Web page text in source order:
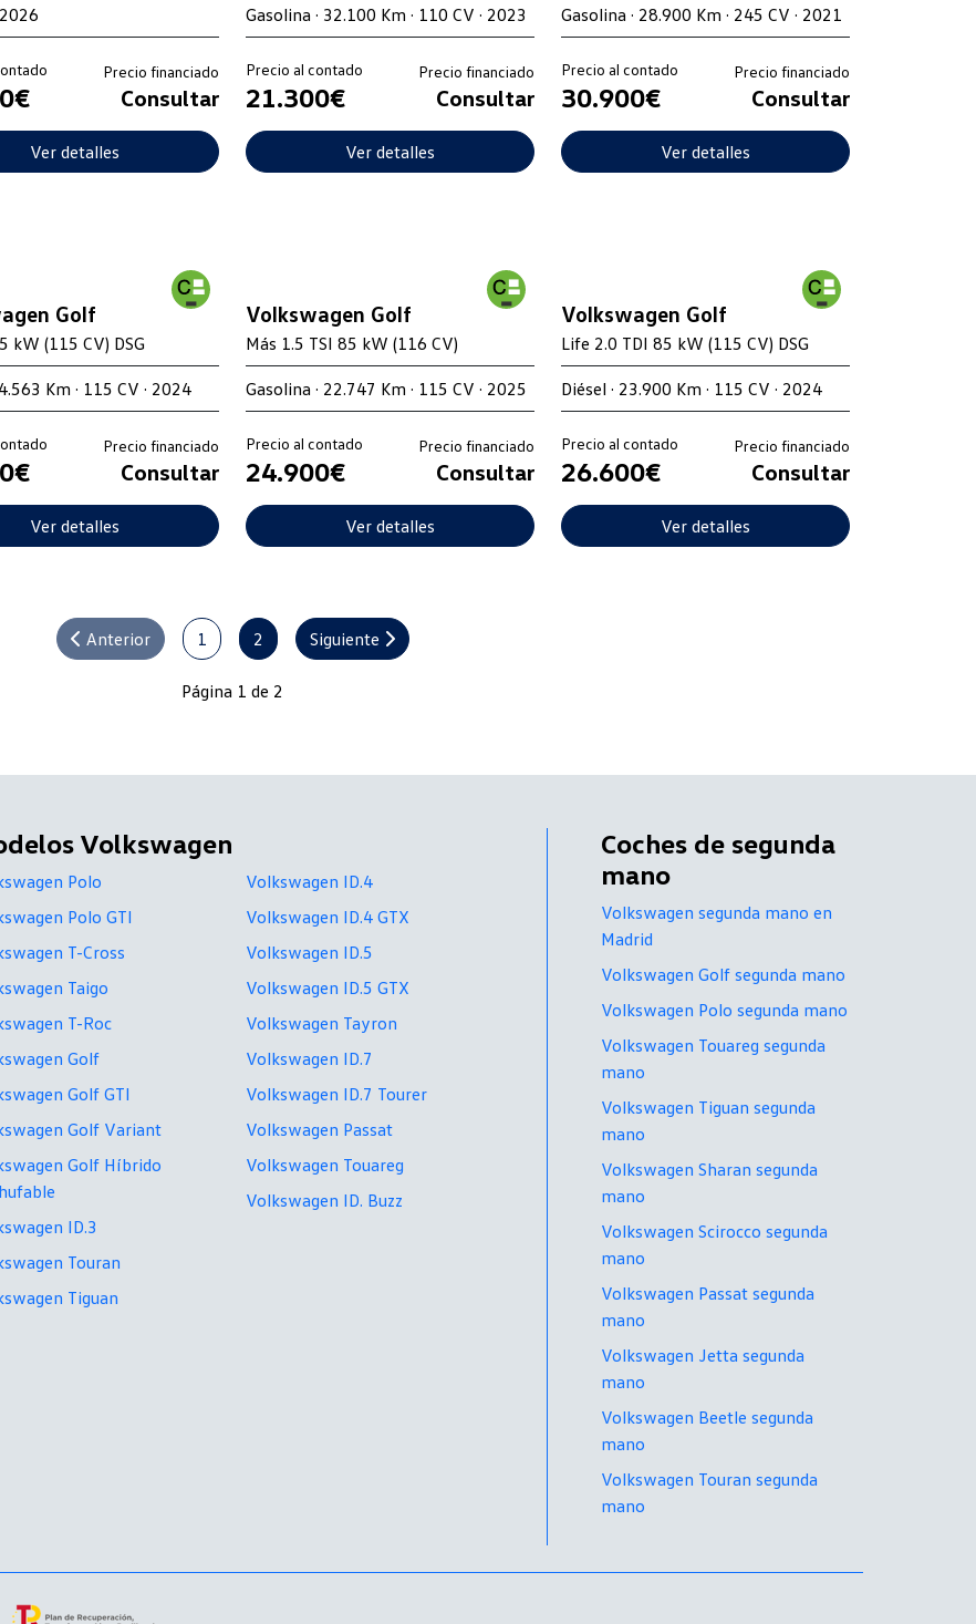
Precio financiado
Consultar
Ver detalles
Gasolina · 32.100 Km · 110 CV · 2023
Precio al contado
21.300€
Precio financiado
Consultar
Ver detalles
Gasolina · 28.900 Km · 245 CV · 2021
Precio al contado
30.900€
Precio financiado
Consultar
Ver detalles
Golf
kW (115 CV) DSG
Km · 115 CV · 2024
Precio financiado
Consultar
Ver detalles
Volkswagen Golf
Más 1.5 TSI 85 kW (116 CV)
Gasolina · 22.747 Km · 115 CV · 2025
Precio al contado
24.900€
Precio financiado
Consultar
Ver detalles
Volkswagen Golf
Life 2.0 TDI 85 kW (115 CV) DSG
Diésel · 23.900 Km · 115 CV · 2024
Precio al contado
26.600€
Precio financiado
Consultar
Ver detalles
Anterior 1 2 Siguiente
Página 1 de 2
Volkswagen
Polo
Polo GTI
T-Cross
Taigo
T-Roc
Golf
Golf GTI
Golf Variant
Golf Híbrido
ID.3
Touran
Tiguan
Volkswagen ID.4
Volkswagen ID.4 GTX
Volkswagen ID.5
Volkswagen ID.5 GTX
Volkswagen Tayron
Volkswagen ID.7
Volkswagen ID.7 Tourer
Volkswagen Passat
Volkswagen Touareg
Volkswagen ID. Buzz
Coches de segunda
mano
Volkswagen segunda mano en
Madrid
Volkswagen Golf segunda mano
Volkswagen Polo segunda mano
Volkswagen Touareg segunda
mano
Volkswagen Tiguan segunda
mano
Volkswagen Sharan segunda
mano
Volkswagen Scirocco segunda
mano
Volkswagen Passat segunda
mano
Volkswagen Jetta segunda
mano
Volkswagen Beetle segunda
mano
Volkswagen Touran segunda
mano